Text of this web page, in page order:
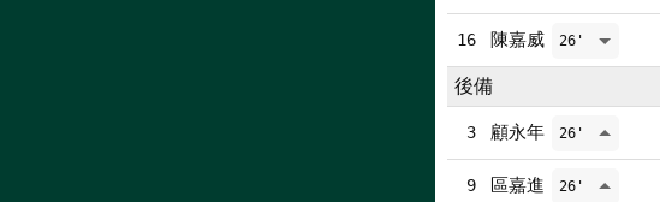
16 陳嘉威 26'
後備
3 顧永年 26'
9 區嘉進 26'